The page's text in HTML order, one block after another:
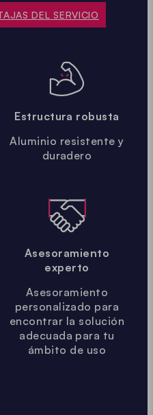
DEL SERVICIO
Estructura robusta
Aluminio resistente y
duradero
Asesoramiento
experto
Asesoramiento
personalizado para
encontrar la solución
adecuada para tu
ámbito de uso